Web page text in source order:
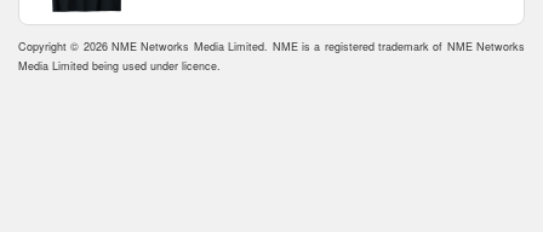
Copyright © 2026 NME Networks Media Limited. NME is a registered trademark of NME Networks
Media Limited being used under licence.